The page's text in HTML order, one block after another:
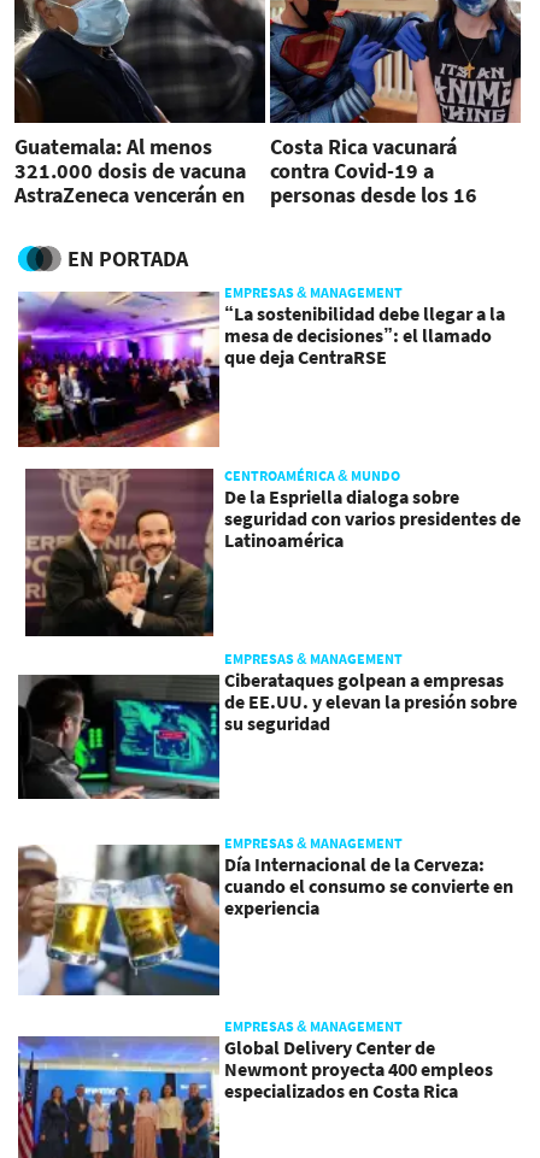
Guatemala: Al menos
321.000 dosis de vacuna
AstraZeneca vencerán en
Costa Rica vacunará
contra Covid-19 a
personas desde los 16
EN PORTADA
EMPRESAS & MANAGEMENT
“La sostenibilidad debe llegar a la
mesa de decisiones”: el llamado
que deja CentraRSE
CENTROAMÉRICA & MUNDO
De la Espriella dialoga sobre
seguridad con varios presidentes de
Latinoamérica
EMPRESAS & MANAGEMENT
Ciberataques golpean a empresas
de EE.UU. y elevan la presión sobre
su seguridad
EMPRESAS & MANAGEMENT
Día Internacional de la Cerveza:
cuando el consumo se convierte en
experiencia
EMPRESAS & MANAGEMENT
Global Delivery Center de
Newmont proyecta 400 empleos
especializados en Costa Rica